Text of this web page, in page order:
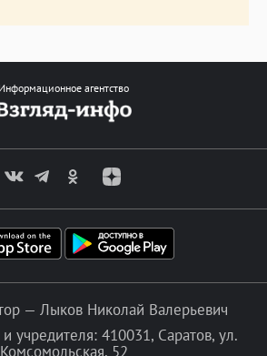
Информационное агентство
— Лыков Николай Валерьевич
учредителя: 410031, Саратов, ул.
Комсомольская, 52